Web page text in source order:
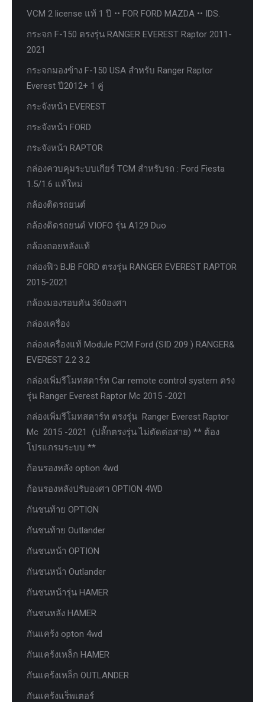
VCM 2 license แท้ 1 ปี •• FOR FORD MAZDA •• IDS.
กระจก F-150 ตรงรุ่น RANGER EVEREST Raptor 2011-
2021
กระจกมองข้าง F-150 USA สำหรับ Ranger Raptor
Everest ปี2012+ 1 คู่
กระจังหน้า EVEREST
กระจังหน้า FORD
กระจังหน้า RAPTOR
กล่องควบคุมระบบเกียร์ TCM สำหรับรถ : Ford Fiesta
1.5/1.6 แท้ใหม่
กล้องติดรถยนต์
กล้องติดรถยนต์ VIOFO รุ่น A129 Duo
กล้องถอยหลังแท้
กล่องฟิว BJB FORD ตรงรุ่น RANGER EVEREST RAPTOR
2015-2021
กล้องมองรอบคัน 360องศา
กล่องเครื่อง
กล่องเครื่องแท้ Module PCM Ford (SID 209 ) RANGER&
EVEREST 2.2 3.2
กล่องเพิ่มรีโมทสตาร์ท Car remote control system ตรง
รุ่น Ranger Everest Raptor Mc 2015 -2021
กล่องเพิ่มรีโมทสตาร์ท ตรงรุ่น Ranger Everest Raptor
Mc 2015 -2021 (ปลั๊กตรงรุ่น ไม่ตัดต่อสาย) ** ต้อง
โปรแกรมระบบ **
ก้อนรองหลัง option 4wd
ก้อนรองหลังปรับองศา OPTION 4WD
กันชนท้าย OPTION
กันชนท้าย Outlander
กันชนหน้า OPTION
กันชนหน้า Outlander
กันชนหน้ารุ่น HAMER
กันชนหลัง HAMER
กันแคร้ง opton 4wd
กันแคร้งเหล็ก HAMER
กันแคร้งเหล็ก OUTLANDER
กันแคร้งแร็พเตอร์